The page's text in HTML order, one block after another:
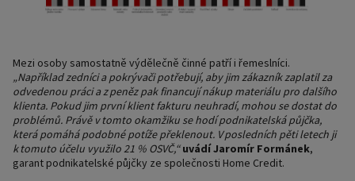
Mezi osoby samostatně výdělečně činné patří i řemeslníci.
„Například zedníci a pokrývači potřebují, aby jim zákazník zaplatil za
odvedenou práci a z peněz pak financují nákup materiálu pro dalšího
klienta. Pokud jim první klient fakturu neuhradí, mohou se dostat do
problémů. Právě v tomto okamžiku se hodí podnikatelská půjčka,
která pomáhá podobné potíže překlenout. V posledních pěti letech ji
k tomuto účelu využilo 21 % OSVČ,“ uvádí Jaromír Formánek,
garant podnikatelské půjčky ze společnosti Home Credit.